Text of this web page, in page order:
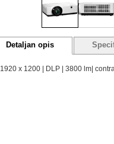
Detaljan opis
1920 x 1200 | DLP | 3800 lm|